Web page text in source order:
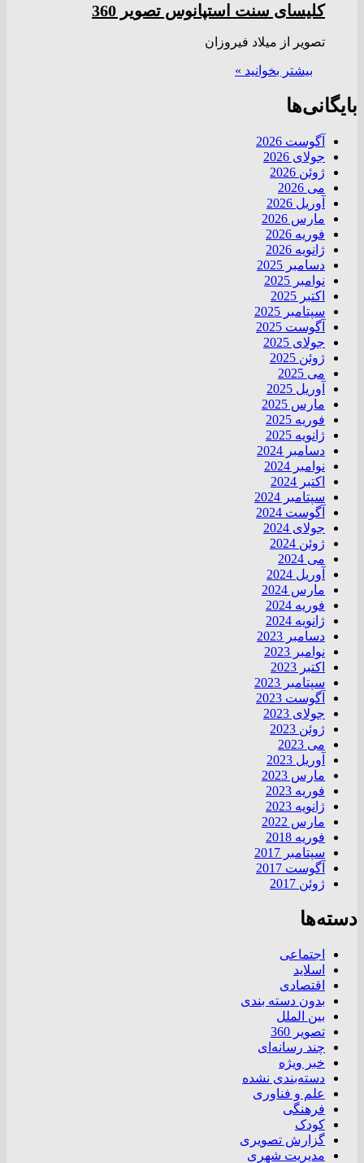
کلیسای سنت استپانوس تصویر 360
تصویر از میلاد فیروزان
بیشتر بخوانید »
بایگانی‌ها
آگوست 2026
جولای 2026
ژوئن 2026
می 2026
آوریل 2026
مارس 2026
فوریه 2026
ژانویه 2026
دسامبر 2025
نوامبر 2025
اکتبر 2025
سپتامبر 2025
آگوست 2025
جولای 2025
ژوئن 2025
می 2025
آوریل 2025
مارس 2025
فوریه 2025
ژانویه 2025
دسامبر 2024
نوامبر 2024
اکتبر 2024
سپتامبر 2024
آگوست 2024
جولای 2024
ژوئن 2024
می 2024
آوریل 2024
مارس 2024
فوریه 2024
ژانویه 2024
دسامبر 2023
نوامبر 2023
اکتبر 2023
سپتامبر 2023
آگوست 2023
جولای 2023
ژوئن 2023
می 2023
آوریل 2023
مارس 2023
فوریه 2023
ژانویه 2023
مارس 2022
فوریه 2018
سپتامبر 2017
آگوست 2017
ژوئن 2017
دسته‌ها
اجتماعی
اسلاید
اقتصادی
بدون دسته بندی
بین الملل
تصویر 360
چند رسانه‌ای
خبر ویژه
دسته‌بندی نشده
علم و فناوری
فرهنگی
کودک
گزارش تصویری
مدیریت شهری